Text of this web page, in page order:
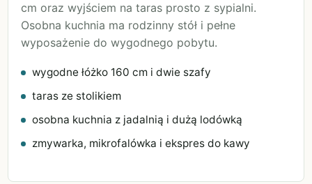
cm oraz wyjściem na taras prosto z sypialni.
Osobna kuchnia ma rodzinny stół i pełne
wyposażenie do wygodnego pobytu.
wygodne łóżko 160 cm i dwie szafy
taras ze stolikiem
osobna kuchnia z jadalnią i dużą lodówką
zmywarka, mikrofalówka i ekspres do kawy